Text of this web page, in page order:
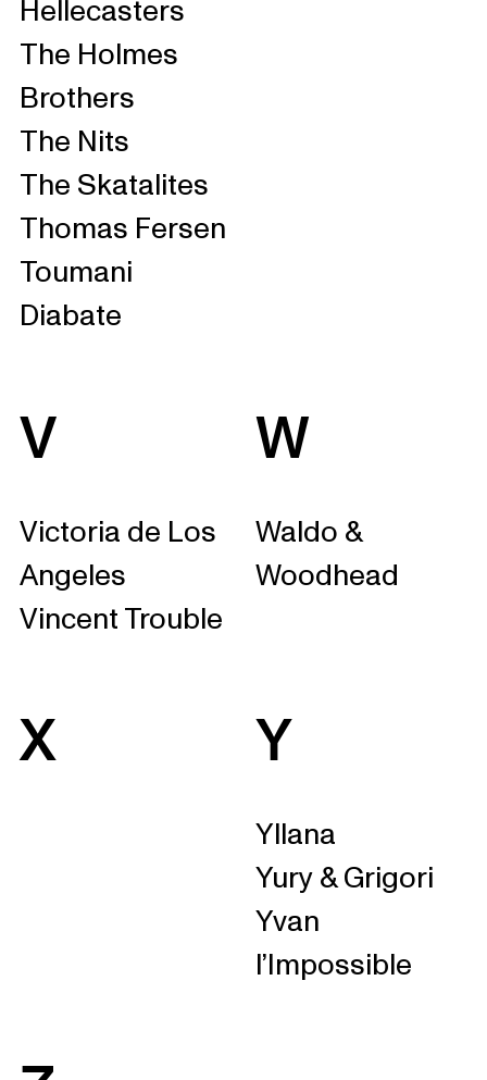
Hellecasters
The Holmes
Brothers
The Nits
The Skatalites
Thomas Fersen
Toumani
Diabate
V
Victoria de Los
Angeles
Vincent Trouble
W
Waldo &
Woodhead
X Y
Yllana
Yury & Grigori
Yvan
l’Impossible